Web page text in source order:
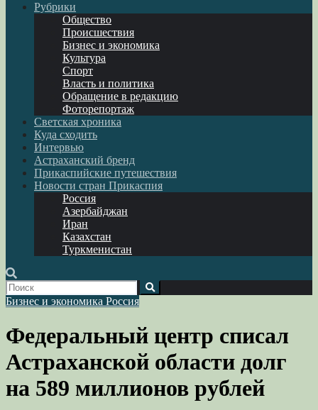
Рубрики
Общество
Происшествия
Бизнес и экономика
Культура
Спорт
Власть и политика
Обращение в редакцию
Фоторепортаж
Светская хроника
Куда сходить
Интервью
Астраханский бренд
Прикаспийские путешествия
Новости стран Прикаспия
Россия
Азербайджан
Иран
Казахстан
Туркменистан
Бизнес и экономика Россия
Федеральный центр списал
Астраханской области долг
на 589 миллионов рублей